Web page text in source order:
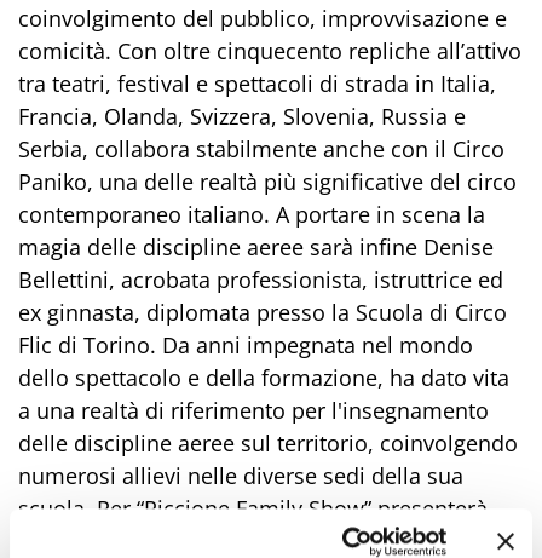
coinvolgimento del pubblico, improvvisazione e
comicità. Con oltre cinquecento repliche all’attivo
tra teatri, festival e spettacoli di strada in Italia,
Francia, Olanda, Svizzera, Slovenia, Russia e
Serbia, collabora stabilmente anche con il Circo
Paniko, una delle realtà più significative del circo
contemporaneo italiano. A portare in scena la
magia delle discipline aeree sarà infine Denise
Bellettini, acrobata professionista, istruttrice ed
ex ginnasta, diplomata presso la Scuola di Circo
Flic di Torino. Da anni impegnata nel mondo
dello spettacolo e della formazione, ha dato vita
a una realtà di riferimento per l'insegnamento
delle discipline aeree sul territorio, coinvolgendo
numerosi allievi nelle diverse sedi della sua
scuola. Per “Riccione Family Show” presenterà
performance di acrobatica aerea di forte impatto